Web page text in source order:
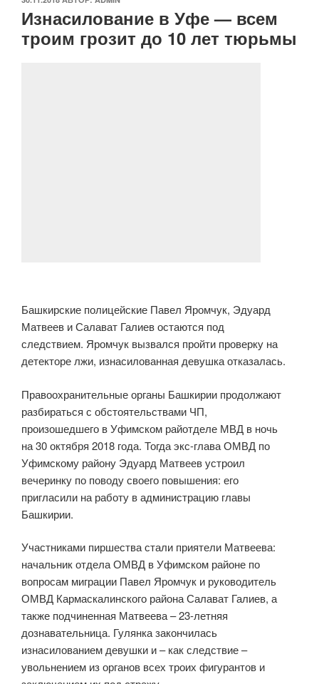
Изнасилование в Уфе — всем
троим грозит до 10 лет тюрьмы
Башкирские полицейские Павел Яромчук, Эдуард
Матвеев и Салават Галиев остаются под
следствием. Яромчук вызвался пройти проверку на
детекторе лжи, изнасилованная девушка отказалась.
Правоохранительные органы Башкирии продолжают
разбираться с обстоятельствами ЧП,
произошедшего в Уфимском райотделе МВД в ночь
на 30 октября 2018 года. Тогда экс-глава ОМВД по
Уфимскому району Эдуард Матвеев устроил
вечеринку по поводу своего повышения: его
пригласили на работу в администрацию главы
Башкирии.
Участниками пиршества стали приятели Матвеева:
начальник отдела ОМВД в Уфимском районе по
вопросам миграции Павел Яромчук и руководитель
ОМВД Кармаскалинского района Салават Галиев, а
также подчиненная Матвеева – 23-летняя
дознавательница. Гулянка закончилась
изнасилованием девушки и – как следствие –
увольнением из органов всех троих фигурантов и